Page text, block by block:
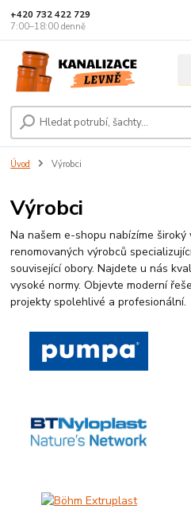
+420 732 422 729
7:00–18:00 denně
Úvod Výrobci
Výrobci
Na našem e-shopu nabízíme široký
renomovaných výrobců
související obory. Najdete u nás
vysoké normy. Objevte moderní
projekty spolehlivé a profesionální.